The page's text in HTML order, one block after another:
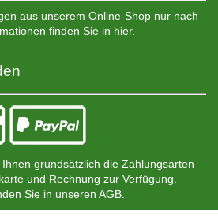
aus unserem Online-Shop nur nach
finden Sie in hier.
grundsätzlich die Zahlungsarten
und Rechnung zur Verfügung.
Sie in unseren AGB